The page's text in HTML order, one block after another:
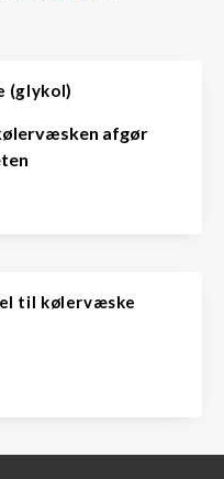
(glykol)
afgør
til kølervæske